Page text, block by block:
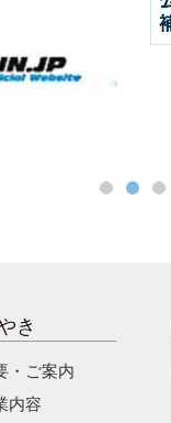
き
・ご案内
内容